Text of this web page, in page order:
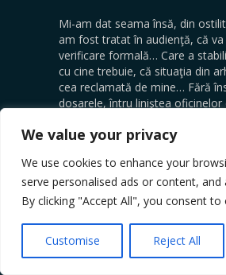
We value your privacy
We use cookies to enhance your
serve personalised ads or content, and
By clicking "Accept All", you consent
Customise Reject All
Mi-am dat seama însă, din
am fost tratat în audienţă, că
verificare formală… Care a
cu cine trebuie, că situaţia din
cea reclamată de mine… Fără
dosarele, întru liniştea oficinelor
extraordinare” (în complete în
„judecaseră” dosarul; şi care
frumoase – drept donaţie – de
reclamanţi de teren, mai puţin